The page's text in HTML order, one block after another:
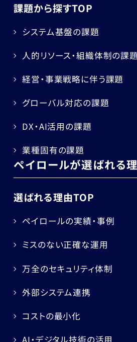
課題から探すTOP
システム基盤の課題
人的リソース・組織体制の課題
経営・事業戦略に伴う課題
グローバル対応の課題
DX・AI活用の課題
業種固有の課題
ペイロールが選ばれる
選ばれる理由TOP
ペイロールの実績・事例
ミスのない正確な運用
万全のセキュリティ体制
外部システム連携
コストの最小化
AI・デジタル技術の活用